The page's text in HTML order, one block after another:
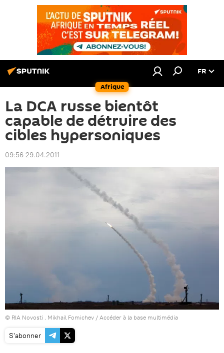
Afrique
FR
La DCA russe bientôt
capable de détruire des
cibles hypersoniques
09:56 29.04.2011
© RIA Novosti . Mikhail Fomichev / Accéder à la base multimédia
S'abonner